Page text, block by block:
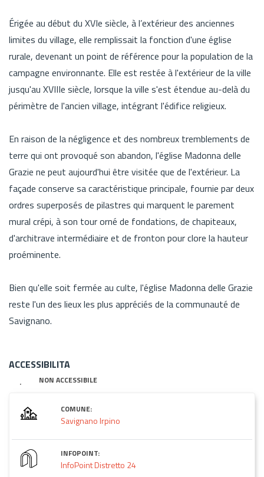
Érigée au début du XVIe siècle, à l’extérieur des anciennes
limites du village, elle remplissait la fonction d'une église
rurale, devenant un point de référence pour la population de la
campagne environnante. Elle est restée à l'extérieur de la ville
jusqu'au XVIIIe siècle, lorsque la ville s'est étendue au-delà du
périmètre de l'ancien village, intégrant l'édifice religieux.
En raison de la négligence et des nombreux tremblements de
terre qui ont provoqué son abandon, l'église Madonna delle
Grazie ne peut aujourd'hui être visitée que de l'extérieur. La
façade conserve sa caractéristique principale, fournie par deux
ordres superposés de pilastres qui marquent le parement
mural crépi, à son tour orné de fondations, de chapiteaux,
d'architrave intermédiaire et de fronton pour clore la hauteur
proéminente.
Bien qu'elle soit fermée au culte, l'église Madonna delle Grazie
reste l'un des lieux les plus appréciés de la communauté de
Savignano.
ACCESSIBILITA
NON ACCESSIBILE
COMUNE:
Savignano Irpino
INFOPOINT:
InfoPoint Distretto 24